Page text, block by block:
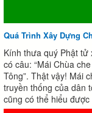
Quá Trình Xây Dựng
Kính thưa quý Phật tử
có câu: “Mái Chùa
Tông”. Thật vậy! Mái
truyền thống của dân
cũng có thể hiểu